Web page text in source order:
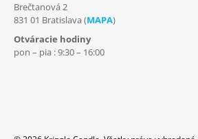
Brečtanová 2
831 01 Bratislava (MAPA)
Otváracie hodiny
pon – pia : 9:30 – 16:00